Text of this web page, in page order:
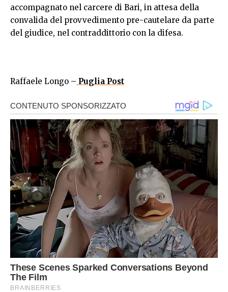
accompagnato nel carcere di Bari, in attesa della
convalida del provvedimento pre-cautelare da parte
del giudice, nel contraddittorio con la difesa.
Raffaele Longo – Puglia Post